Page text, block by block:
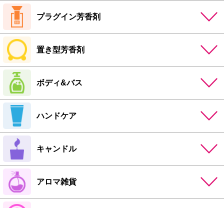
プラグイン芳香剤
置き型芳香剤
ボディ&バス
ハンドケア
キャンドル
アロマ雑貨